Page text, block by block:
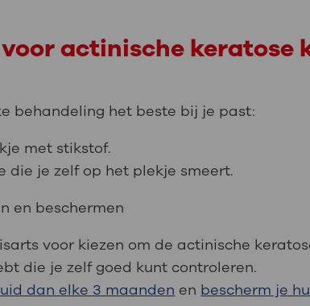
actinische keratose
behandeling het beste bij je past:
met stikstof.
die je zelf op het plekje smeert.
en beschermen
voor kiezen om de actinische
die je zelf goed kunt controleren.
dan elke 3 maanden en bescherm je